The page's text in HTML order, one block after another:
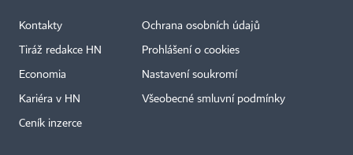
Kontakty
Tiráž redakce HN
Economia
Kariéra v HN
Ceník inzerce
Ochrana osobních údajů
Prohlášení o cookies
Nastavení soukromí
Všeobecné smluvní podmínky